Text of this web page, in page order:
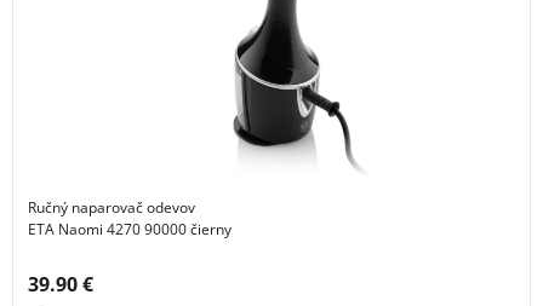
Ručný naparovač odevov
ETA Naomi 4270 90000 čierny
Cena s DPH:
39.90 €